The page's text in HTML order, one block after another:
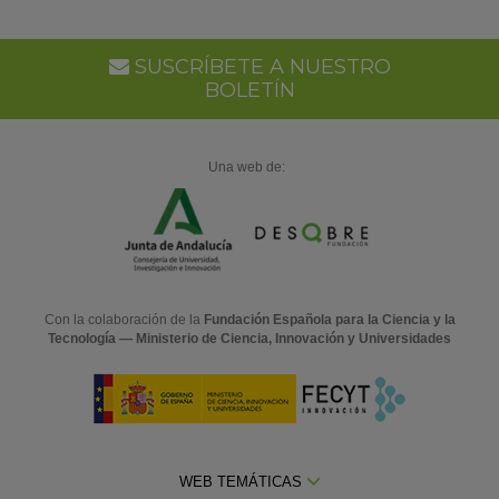
SUSCRÍBETE A NUESTRO
BOLETÍN
Una web de:
Con la colaboración de la Fundación Española para la Ciencia y la
Tecnología — Ministerio de Ciencia, Innovación y Universidades
WEB TEMÁTICAS